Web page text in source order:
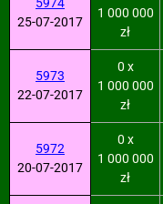
25-07-2017
1 000 000
zł
5973
22-07-2017
0 x
1 000 000
zł
5972
20-07-2017
0 x
1 000 000
zł